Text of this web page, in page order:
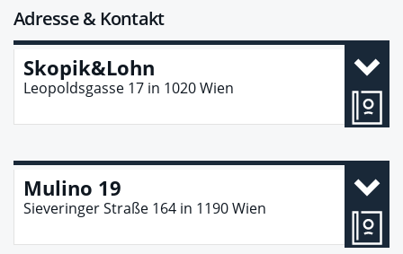
Adresse & Kontakt
Skopik&Lohn
Leopoldsgasse 17 in 1020Wien
Mulino 19
Sieveringer Straße 164 in 1190Wien